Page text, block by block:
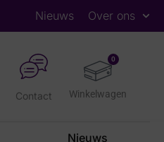
Nieuws Over ons
0
Contact
Nieuws